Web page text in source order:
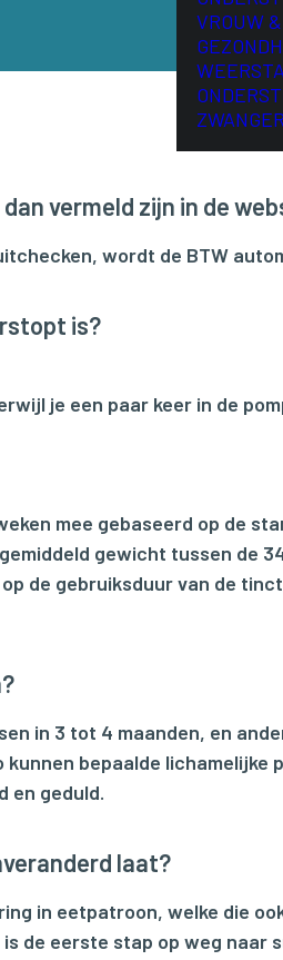
VROUW &
vermeld zijn in de
wordt de BTW
is?
je een paar keer in de
mee gebaseerd op de
gewicht tussen de
de gebruiksduur van de
in 3 tot 4 maanden, en
bepaalde lichamelijke
en geduld.
laat?
in eetpatroon, welke die
de eerste stap op weg naar